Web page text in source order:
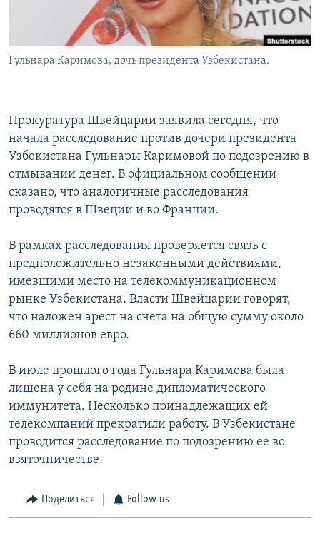
Гульнара Каримова, дочь президента Узбекистана.
Прокуратура Швейцарии заявила сегодня, что
начала расследование против дочери президента
Узбекистана Гульнары Каримовой по подозрению в
отмывании денег. В официальном сообщении
сказано, что аналогичные расследования
проводятся в Швеции и во Франции.
В рамках расследования проверяется связь с
предположительно незаконными действиями,
имевшими место на телекоммуникационном
рынке Узбекистана. Власти Швейцарии говорят,
что наложен арест на счета на общую сумму около
660 миллионов евро.
В июле прошлого года Гульнара Каримова была
лишена у себя на родине дипломатического
иммунитета. Несколько принадлежащих ей
телекомпаний прекратили работу. В Узбекистане
проводится расследование по подозрению ее во
взяточничестве.
Поделиться Follow us